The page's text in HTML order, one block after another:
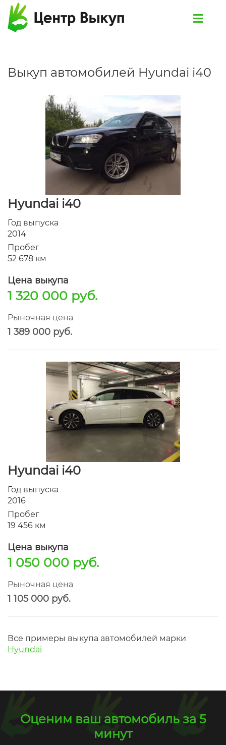
Выкуп автомобилей Hyundai i40
Hyundai i40
Год выпуска
2014
Пробег
52 678 км
Цена выкупа
1 320 000 руб.
Рыночная цена
1 389 000 руб.
Hyundai i40
Год выпуска
2016
Пробег
19 456 км
Цена выкупа
1 050 000 руб.
Рыночная цена
1 105 000 руб.
Все примеры выкупа автомобилей марки
Hyundai
Оценим ваш автомобиль за 5
минут